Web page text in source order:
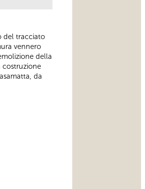
del tracciato
vennero
della
costruzione
da